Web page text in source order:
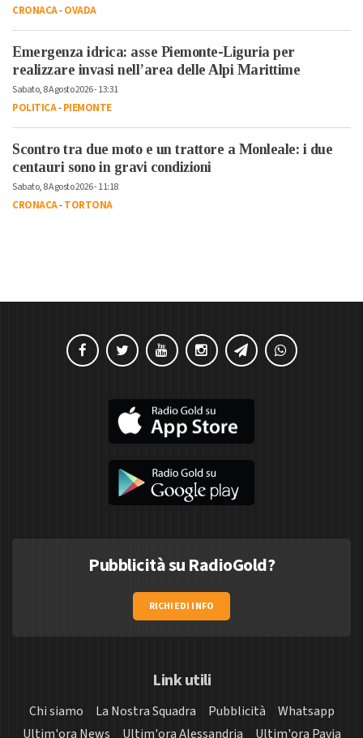
CRONACA-OVADA
Emergenza idrica: asse Piemonte-Liguria per
realizzare invasi nell’area delle Alpi Marittime
Sabato, 8 Agosto 2026 - 13:31
POLITICA-PIEMONTE
Scontro tra due moto e un trattore a Monleale: i due
centauri sono in gravi condizioni
Sabato, 8 Agosto 2026 - 11:18
CRONACA-TORTONA
Pubblicità su RadioGold?
RICHIEDI INFO
Link utili
Chi siamo La Nostra Squadra Pubblicità
Whatsapp
Ultim'ora News
Ultim'ora Alessandria
Ultim'ora Pavia